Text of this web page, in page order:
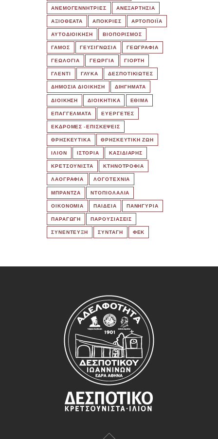
ΑΝΕΜΟΓΕΝΝΗΤΡΙΕΣ ΑΝΕΞΑΡΤΗΣΙΑ
ΑΞΙΟΘΕΑΤΑ ΑΠΟΚΡΙΕΣ ΑΡΤΟΠΟΙΪΑ
ΑΥΤΟΔΙΟΙΚΗΣΗ ΒΙΟΠΟΡΙΣΜΟΣ
ΓΑΜΟΣ ΓΕΥΣΙΓΝΩΣΙΑ ΓΕΩΓΡΑΦΙΑ
ΓΕΩΛΟΓΙΑ ΓΕΩΡΓΙΑ ΓΙΟΡΤΗ
ΓΛΕΝΤΙ ΓΛΥΚΑ ΔΕΣΠΟΤΙΚΙΩΤΕΣ
ΔΗΜΟΣΙΑ ΔΙΟΙΚΗΣΗ ΔΙΗΓΗΜΑΤΑ
ΔΙΟΙΚΗΣΗ ΔΙΟΙΚΗΤΙΚΑ ΕΘΙΜΑ
ΕΠΑΓΓΕΛΜΑΤΑ ΕΥΕΡΓΕΤΕΣ
ΕΚΔΡΟΜΈΣ -ΕΠΙΣΚΕΨΕΙΣ
ΘΡΗΣΚΕΥΤΙΚΑ ΘΡΗΣΚΕΥΤΙΚΗ ΖΩΗ
ΙΛΙΟΝ ΙΣΤΟΡΙΑ ΚΑΣΙΔΙΑΡΗΣ
ΚΡΕΤΣΟΥΝΙΣΤΑ ΚΤΗΝΟΤΡΟΦΙΑ
ΛΑΟΓΡΑΦΙΑ ΛΟΓΟΤΕΧΝΙΑ
ΜΠΡΑΝΤΖΑ ΝΤΟΠΙΟΛΑΛΙΑ
ΟΙΚΟΝΟΜΙΑ ΠΑΙΔΕΙΑ ΠΑΝΗΓΥΡΙΑ
ΠΑΡΑΓΩΓΗ ΠΑΡΟΥΣΙΑΣΕΙΣ
ΣΥΝΕΝΤΕΥΞΗ ΣΥΝΤΑΓΗ ΦΕΚ